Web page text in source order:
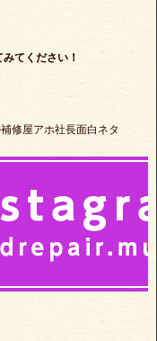
さい！
修屋アホ社長面白ネタ